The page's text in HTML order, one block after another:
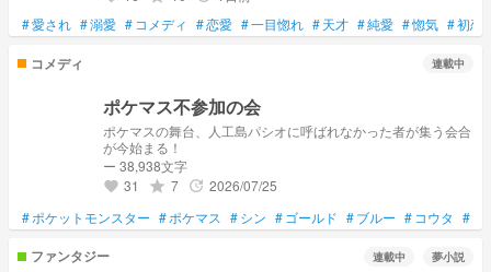
#愛され #溺愛 #コメディ #恋愛 #一目惚れ #天才 #純愛 #惚気 #初恋
コメディ 連載中
ポケマス不参加の会
ポケマスの舞台、人工島パシオに呼ばれなかった者が集う会合
が今始まる！
ー 38,938文字
favorite 31 grade 7 update 2026/07/25
#ポケットモンスター #ポケマス #シン #ゴールド #ブルー # コウタ #
ファンタジー 連載中 夢小説